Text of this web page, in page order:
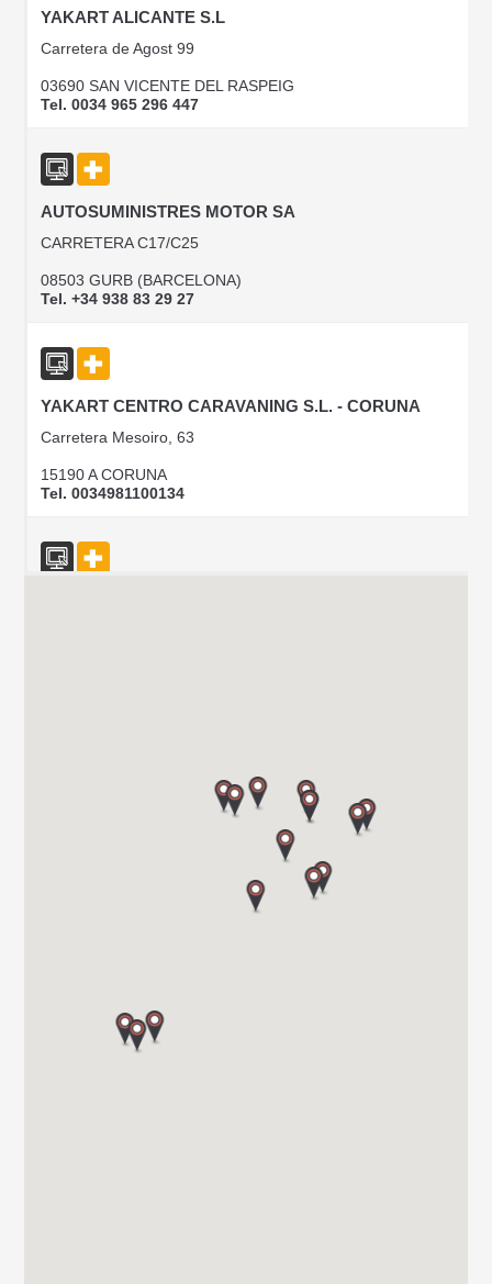
YAKART ALICANTE S.L
Carretera de Agost 99
03690 SAN VICENTE DEL RASPEIG
Tel. 0034 965 296 447
AUTOSUMINISTRES MOTOR SA
CARRETERA C17/C25
08503 GURB (BARCELONA)
Tel. +34 938 83 29 27
YAKART CENTRO CARAVANING S.L. - CORUNA
Carretera Mesoiro, 63
15190 A CORUNA
Tel. 0034981100134
CARAVANAS EVASION S.L.
Carretera de Santiago Nacional 540 Km 4.5 27210